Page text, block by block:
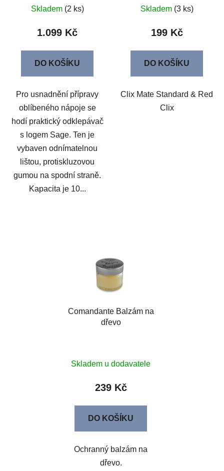
Skladem (2 ks)
1.099 Kč
DO KOŠÍKU
Pro usnadnění přípravy
oblíbeného nápoje se
hodí praktický odklepávač
s logem Sage. Ten je
vybaven odnímatelnou
lištou, protiskluzovou
gumou na spodní straně.
Kapacita je 10...
Skladem (3 ks)
199 Kč
DO KOŠÍKU
Clix Mate Standard & Red
Clix
Comandante Balzám na
dřevo
Skladem u dodavatele
239 Kč
DO KOŠÍKU
Ochranný balzám na
dřevo.